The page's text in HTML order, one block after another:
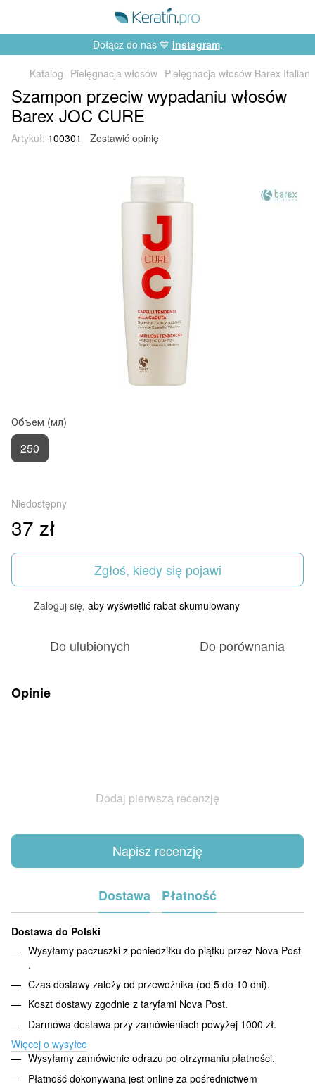
Dołącz do nas 💙 Instagram.
Katalog Pielęgnacja włosów Pielęgnacja włosów Barex Italian
Szampon przeciw wypadaniu włosów
Barex JOC CURE
Artykuł: 100301 Zostawić opinię
Объем (мл)
250
Niedostępny
37 zł
Zgłoś, kiedy się pojawi
Zaloguj się, aby wyświetlić rabat skumulowany
Do ulubionych Do porównania
Opinie
Dodaj pierwszą recenzję
Napisz recenzję
Dostawa Płatność
Dostawa do Polski
Wysyłamy paczuszki z poniedziłku do piątku przez Nova Post
.
Czas dostawy zależy od przewoźnika (od 5 do 10 dni).
Koszt dostawy zgodnie z taryfami Nova Post.
Darmowa dostawa przy zamówieniach powyżej 1000 zł.
Więcej o wysyłce
Wysyłamy zamówienie odrazu po otrzymaniu płatności.
Płatność dokonywana jest online za pośrednictwem